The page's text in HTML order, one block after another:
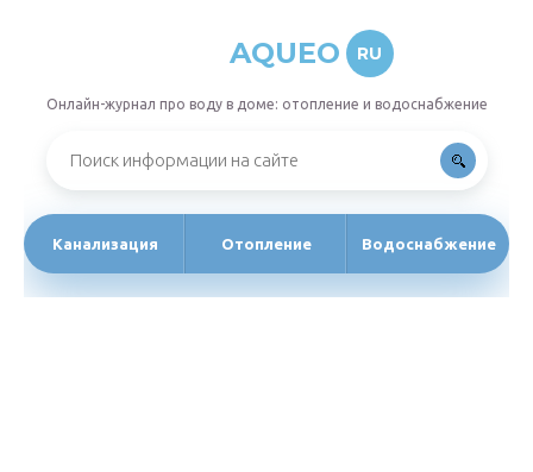
AQUEO RU
Онлайн-журнал про воду в доме: отопление и водоснабжение
Канализация Отопление Водоснабжение